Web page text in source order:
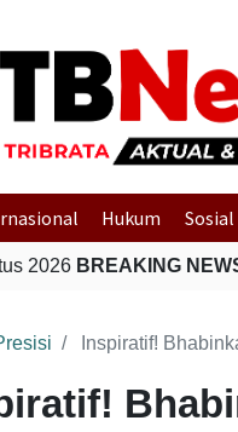
Hukum Sosial
2026 BREAKING
Inspiratif!